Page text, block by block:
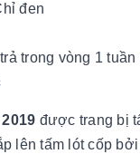
đen
trong vòng 1
được trang bị
lên tấm lót cốp